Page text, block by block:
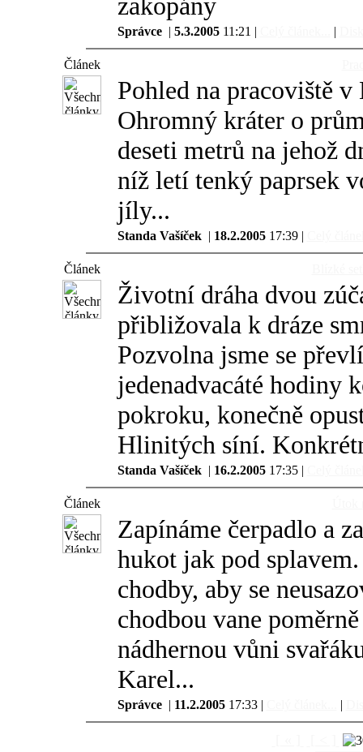
Správce| 5.3.200511:21 | |
Článek
Pohled na pracoviště
Ohromný kráter o
deseti metrů na jehož
níž letí tenký paprsek
jíly...
Standa Vašíček| 18.2.200517:39 |
Článek
Životní dráha dvou
přibližovala k dráze
Pozvolna jsme se
jedenadvacáté hodiny
pokroku, konečně
Hlinitých síní.
Standa Vašíček| 16.2.200517:35 |
Článek
Zapínáme čerpadlo a
hukot jak pod
chodby, aby se
chodbou vane
nádhernou vůni
Karel...
Správce| 11.2.200517:33 | |